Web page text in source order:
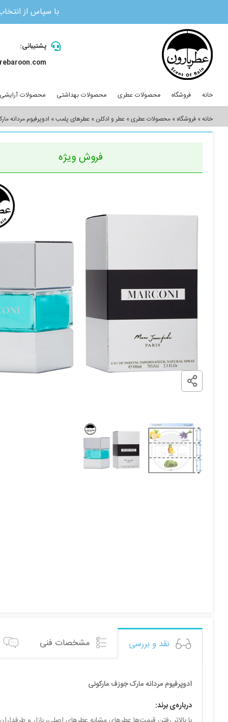
با سپاس از
content
پشتیبانی:
جستجو
برای:
خانه فروشگاه محصولات عطری محصولات بهداشتی محصولات آرایشی
خانه» فروشگاه » محصولات عطری» عطر و ادکلن » عطرهای پلمب» ادوپرفیوم مردانه مارک
فروش ویژه
نقد و بررسی مشخصات فنی
ادوپرفیوم مردانه مارک جوزف مارکونی
درباره‌ی برند: